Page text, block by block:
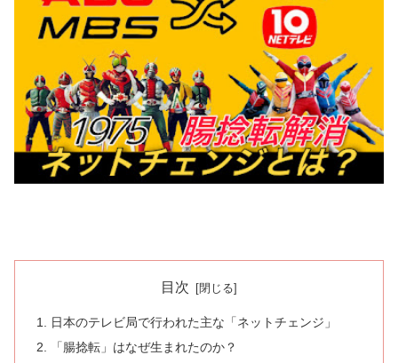
目次
日本のテレビ局で行われた主な「ネットチェンジ」
「腸捻転」はなぜ生まれたのか？